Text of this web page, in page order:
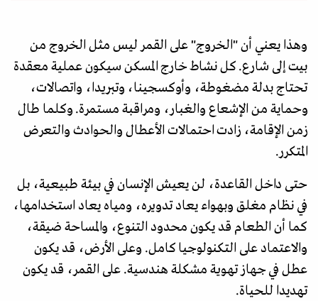
وهذا يعني أن "الخروج" على القمر ليس مثل الخروج من
بيت إلى شارع. كل نشاط خارج المسكن سيكون عملية معقدة
تحتاج بدلة مضغوطة، وأوكسجينا، وتبريدا، واتصالات،
وحماية من الإشعاع والغبار، ومراقبة مستمرة. وكلما طال
زمن الإقامة، زادت احتمالات الأعطال والحوادث والتعرض
المتكرر.
حتى داخل القاعدة، لن يعيش الإنسان في بيئة طبيعية، بل
في نظام مغلق وبهواء يعاد تدويره، ومياه يعاد استخدامها،
كما أن الطعام قد يكون محدود التنوع، والمساحة ضيقة،
والاعتماد على التكنولوجيا كامل. وعلى الأرض، قد يكون
عطل في جهاز تهوية مشكلة هندسية. على القمر، قد يكون
تهديدا للحياة.